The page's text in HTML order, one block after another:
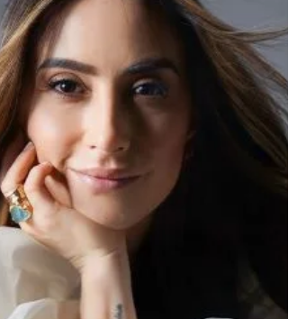
años de experiencia manejando marcas
locales e...